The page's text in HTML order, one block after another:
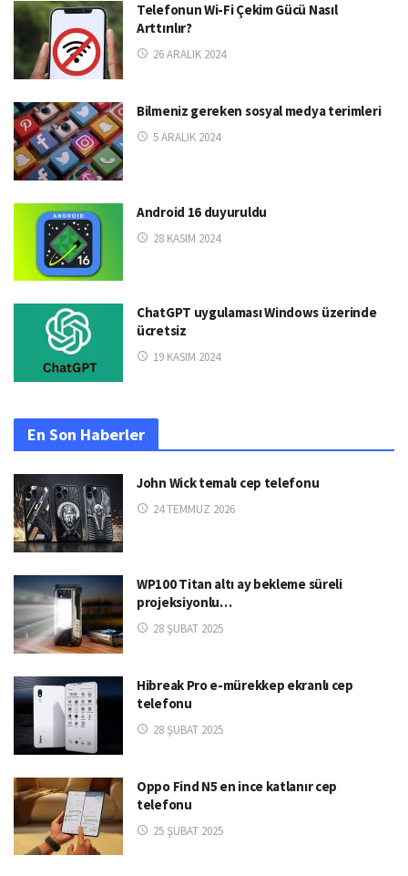
Telefonun Wi-Fi Çekim Gücü Nasıl
Arttırılır?
26 ARALIK 2024
Bilmeniz gereken sosyal medya terimleri
5 ARALIK 2024
Android 16 duyuruldu
28 KASIM 2024
ChatGPT uygulaması Windows üzerinde
ücretsiz
19 KASIM 2024
En Son Haberler
John Wick temalı cep telefonu
24 TEMMUZ 2026
WP100 Titan altı ay bekleme süreli
projeksiyonlu…
28 ŞUBAT 2025
Hibreak Pro e-mürekkep ekranlı cep
telefonu
28 ŞUBAT 2025
Oppo Find N5 en ince katlanır cep
telefonu
25 ŞUBAT 2025